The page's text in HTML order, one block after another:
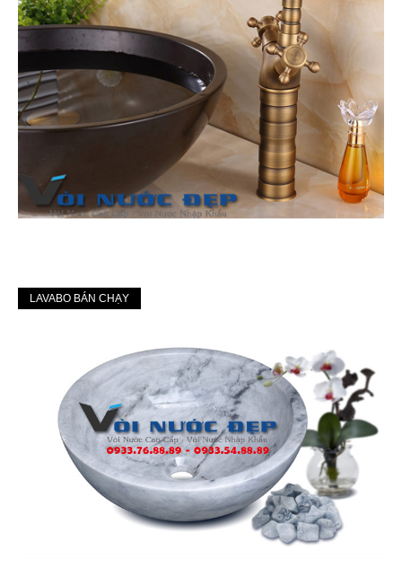
LAVABO BÁN CHẠY